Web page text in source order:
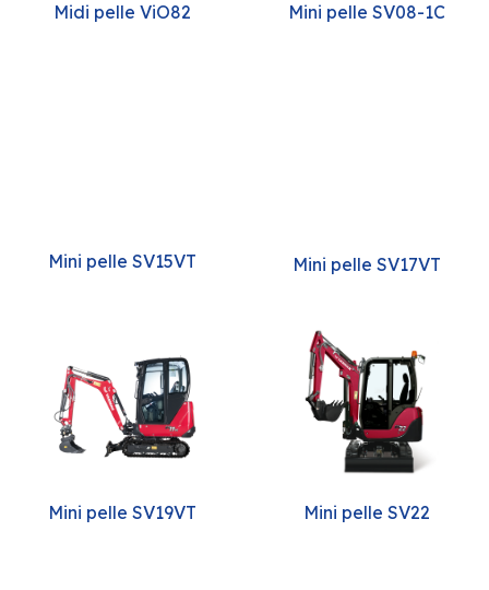
Midi pelle ViO82 Mini pelle SV08-1C
Mini pelle SV15VT Mini pelle SV17VT
Mini pelle SV19VT Mini pelle SV22